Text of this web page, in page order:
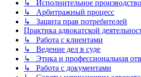
↳ Исполнительное производство
↳ Арбитражный процесс
↳ Защита прав потребителей
Практика адвокатской
↳ Работа с клиентами
↳ Ведение дел в суде
↳ Этика и профессиональная
↳ Работа с документами